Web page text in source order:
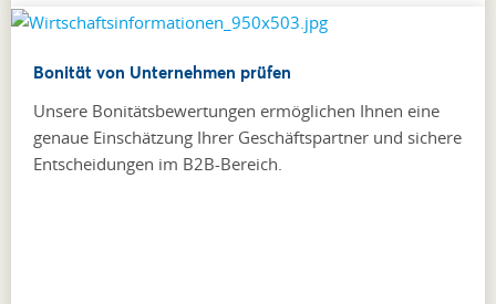
Bonität von Unternehmen prüfen
Unsere Bonitätsbewertungen ermöglichen Ihnen eine
genaue Einschätzung Ihrer Geschäftspartner und sichere
Entscheidungen im B2B-Bereich.